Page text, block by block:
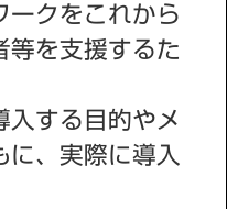
ークをこれから
等を⽀援するた
⼊する⽬的やメ
に、実際に導⼊